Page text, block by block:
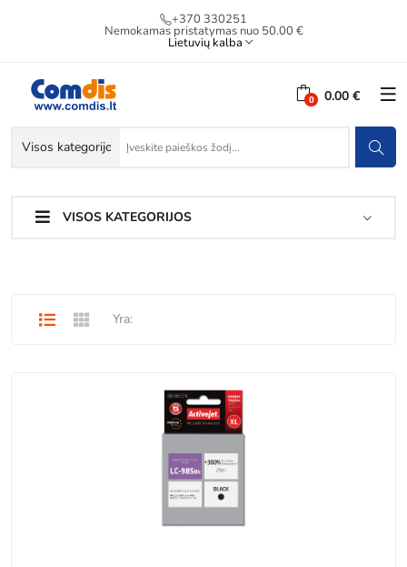
+370 330251
Nemokamas pristatymas nuo 50.00 €
Lietuvių kalba
0.00 €
VISOS KATEGORIJOS
Yra: